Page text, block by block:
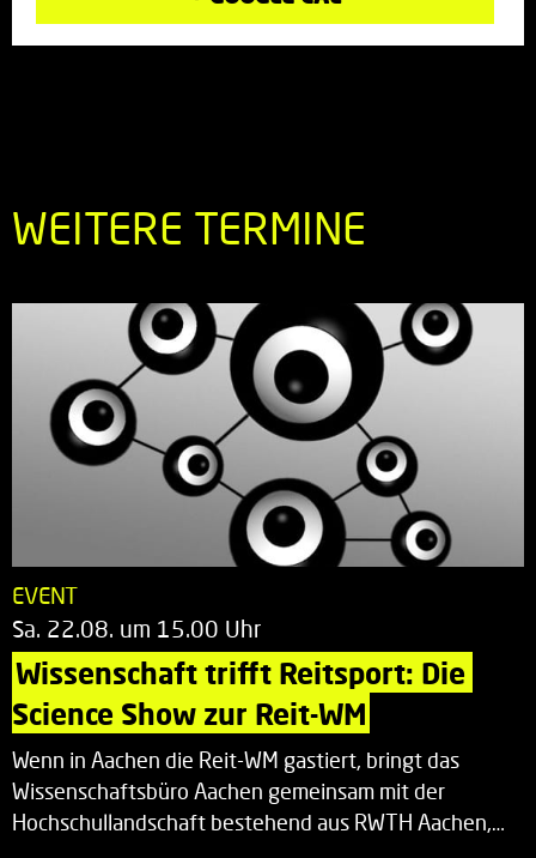
WEITERE TERMINE
EVENT
Sa. 22.08. um 15.00 Uhr
Wissenschaft trifft Reitsport: Die
Science Show zur Reit-WM
Wenn in Aachen die Reit-WM gastiert, bringt das
Wissenschaftsbüro Aachen gemeinsam mit der
Hochschullandschaft bestehend aus RWTH Aachen,…